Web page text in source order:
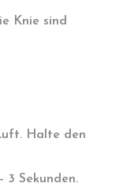
Knie sind
Halte den
Sekunden.